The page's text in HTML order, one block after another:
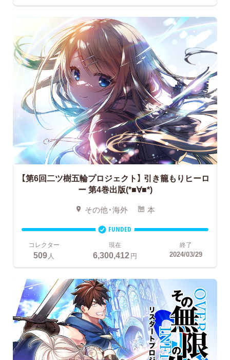
【第6回二ツ樹五輪プロジェクト】 引き籠もりヒーロ
ー 第4巻出版(*■∀■*)
その他・海外 本
FUNDED
コレクター
509人
現在
6,300,412円
終了
2024/03/29